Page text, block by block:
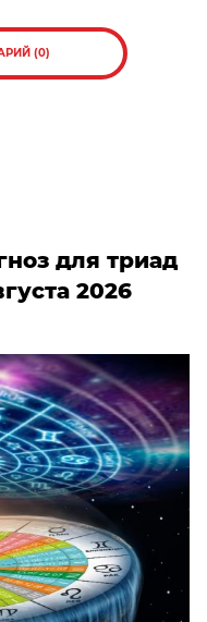
(0)
для триад
2026